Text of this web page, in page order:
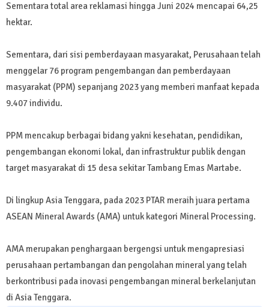
Sementara total area reklamasi hingga Juni 2024 mencapai 64,25
hektar.
Sementara, dari sisi pemberdayaan masyarakat, Perusahaan telah
menggelar 76 program pengembangan dan pemberdayaan
masyarakat (PPM) sepanjang 2023 yang memberi manfaat kepada
9.407 individu.
PPM mencakup berbagai bidang yakni kesehatan, pendidikan,
pengembangan ekonomi lokal, dan infrastruktur publik dengan
target masyarakat di 15 desa sekitar Tambang Emas Martabe.
Di lingkup Asia Tenggara, pada 2023 PTAR meraih juara pertama
ASEAN Mineral Awards (AMA) untuk kategori Mineral Processing.
AMA merupakan penghargaan bergengsi untuk mengapresiasi
perusahaan pertambangan dan pengolahan mineral yang telah
berkontribusi pada inovasi pengembangan mineral berkelanjutan
di Asia Tenggara.